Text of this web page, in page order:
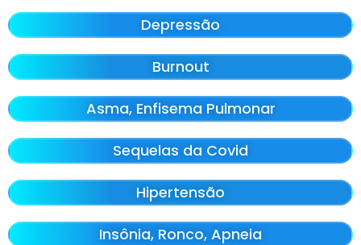
Depressão
Burnout
Asma, Enfisema Pulmonar
Sequelas da Covid
Hipertensão
Insônia, Ronco, Apneia